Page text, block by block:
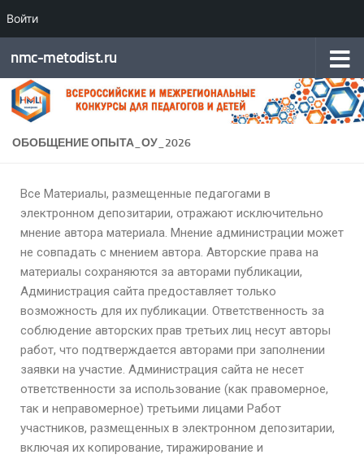
ВойтиПерейти к содержимому
nmc-metodist.ru
ОБОБЩЕНИЕ ОПЫТА_ОУ_2026
Все Материалы, размещенные педагогами в
электронном депозитарии, отражают исключительно
мнение автора материала. Мнение администрации может
не совпадать с мнением автора. Авторские права на
материалы сохраняются за авторами публикации,
Администрация сайта предоставляет только
возможность для их публикации. Ответственность за
соблюдение авторских прав третьих лиц несут авторы
работ, что подтверждается авторами при заполнении
заявки на участие. Администрация сайта не несет
ответственности за использование (как правомерное,
так и неправомерное) третьими лицами Работ
участников, размещенных в электронном депозитарии,
включая их копирование, тиражирование и